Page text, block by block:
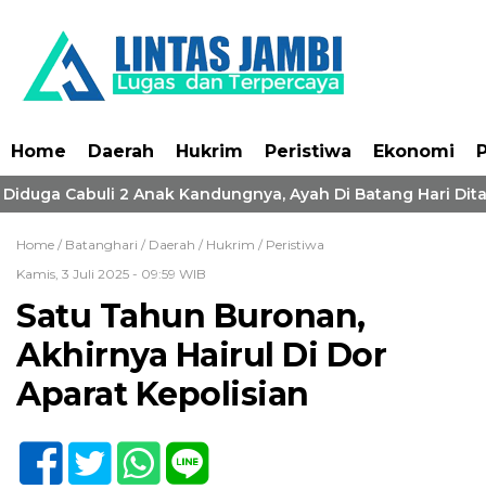
Home Daerah Hukrim Peristiwa Ekonomi
Cabuli 2 Anak Kandungnya, Ayah Di Batang Hari
Home / Batanghari / Daerah / Hukrim / Peristiwa
Kamis, 3 Juli 2025 - 09:59 WIB
Satu Tahun Buronan,
Akhirnya Hairul Di Dor
Aparat Kepolisian